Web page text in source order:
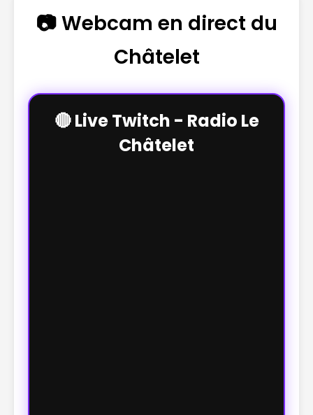
📷 Webcam en direct du
Châtelet
🔴 Live Twitch - Radio Le
Châtelet